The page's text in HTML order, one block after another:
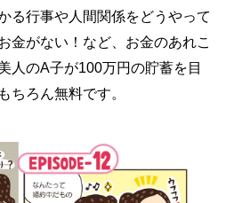
る行事や人間関係をどうやって
金がない！など、お金のあれこ
人のA子が100万円の貯蓄を目
ちろん無料です。